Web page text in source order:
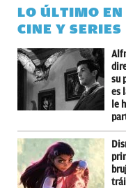
LO ÚLTIMO
CINE Y SERIES
su
es
le